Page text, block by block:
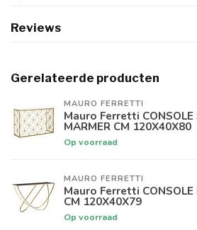
Reviews
Gerelateerde producten
MAURO FERRETTI
Mauro Ferretti CONSOLE
MARMER CM 120X40X80
Op voorraad
MAURO FERRETTI
Mauro Ferretti CONSOLE
CM 120X40X79
Op voorraad